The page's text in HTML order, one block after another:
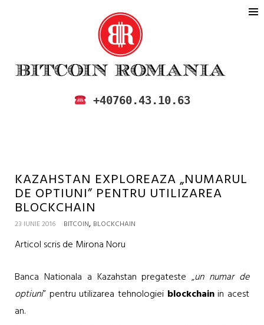
BITCOIN ROMANIA
CUMPARA SI VINDE BITCOIN IN
+40760.43.10.63
KAZAHSTAN EXPLOREAZA „NUMARUL
DE OPTIUNI” PENTRU UTILIZAREA
BLOCKCHAIN
23 IUNIE 2016 BITCOIN, BLOCKCHAIN
Articol scris de Mirona Noru
Banca Nationala a Kazahstan pregateste „un numar de
optiuni” pentru utilizarea tehnologiei blockchainin acest
an.